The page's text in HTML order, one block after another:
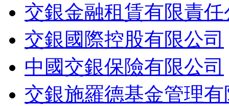
交銀金融租賃有限責任
交銀國際控股有限公司
中國交銀保險有限公司
交銀施羅德基金管理